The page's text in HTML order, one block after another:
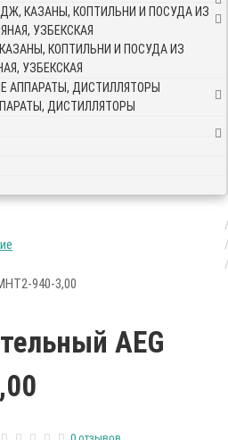
КОПТИЛЬНИ И ПОСУДА ИЗ
УЗБЕКСКАЯ
ДИСТИЛЛЯТОРЫ
940-3,00
AEG